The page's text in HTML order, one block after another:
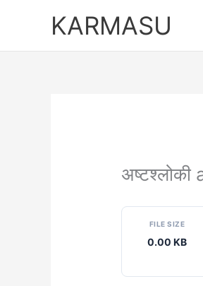
KARMASU
FILE SIZE
0.00 KB